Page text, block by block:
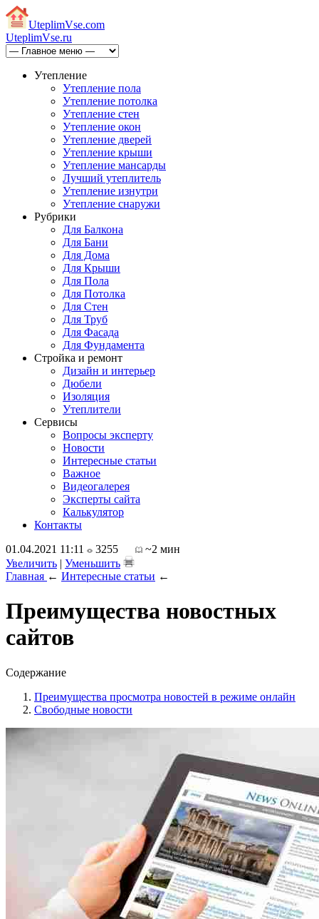
UteplimVse.com
UteplimVse.ru
Утепление
Утепление пола
Утепление потолка
Утепление стен
Утепление окон
Утепление дверей
Утепление крыши
Утепление мансарды
Лучший утеплитель
Утепление изнутри
Утепление снаружи
Рубрики
Для Балкона
Для Бани
Для Дома
Для Крыши
Для Пола
Для Потолка
Для Стен
Для Труб
Для Фасада
Для Фундамента
Стройка и ремонт
Дизайн и интерьер
Дюбели
Изоляция
Утеплители
Сервисы
Вопросы эксперту
Новости
Интересные статьи
Важное
Видеогалерея
Эксперты сайта
Калькулятор
Контакты
01.04.2021 11:11
3255
~2 мин
Увеличить | Уменьшить
Главная ← Интересные статьи ←
Преимущества новостных
сайтов
Содержание
Преимущества просмотра новостей в режиме онлайн
Свободные новости